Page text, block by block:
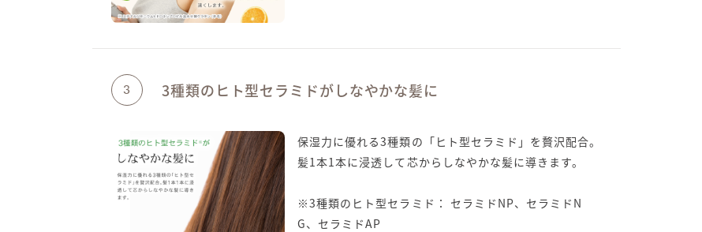
3 3種類のヒト型セラミドがしなやかな髪に
保湿力に優れる3種類の「ヒト型セラミド」を贅沢配合。
髪1本1本に浸透して芯からしなやかな髪に導きます。
※3種類のヒト型セラミド： セラミドNP、セラミドN
G、セラミドAP